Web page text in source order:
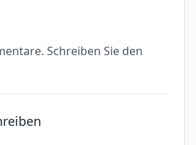
Schreiben Sie den